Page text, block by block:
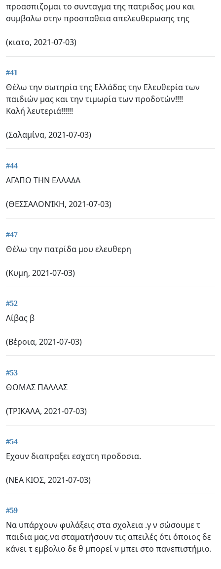
προασπιζομαι το συνταγμα της πατριδος μου και
συμβαλω στην προσπαθεια απελευθερωσης της
(κιατο, 2021-07-03)
#41
Θέλω την σωτηρία της Ελλάδας την Ελευθερία των
παιδιών μας και την τιμωρία των προδοτών!!!!
Καλή λευτεριά!!!!!!
(Σαλαμίνα, 2021-07-03)
#44
ΑΓΑΠΩ ΤΗΝ ΕΛΛΑΔΑ
(ΘΕΣΣΑΛΟΝΊΚΗ, 2021-07-03)
#47
Θέλω την πατρίδα μου ελευθερη
(Κυμη, 2021-07-03)
#52
Λίβας β
(Βέροια, 2021-07-03)
#53
ΘΩΜΑΣ ΠΑΛΛΑΣ
(ΤΡΙΚΑΛΑ, 2021-07-03)
#54
Εχουν διαπραξει εσχατη προδοσια.
(ΝΕΑ ΚΙΟΣ, 2021-07-03)
#59
Να υπάρχουν φυλάξεις στα σχολεια .γ ν σώσουμε τ
παιδια μας.να σταματήσουν τις απειλές ότι όποιος δε
κάνει τ εμβολιο δε θ μπορεί ν μπει στο πανεπιστήμιο.